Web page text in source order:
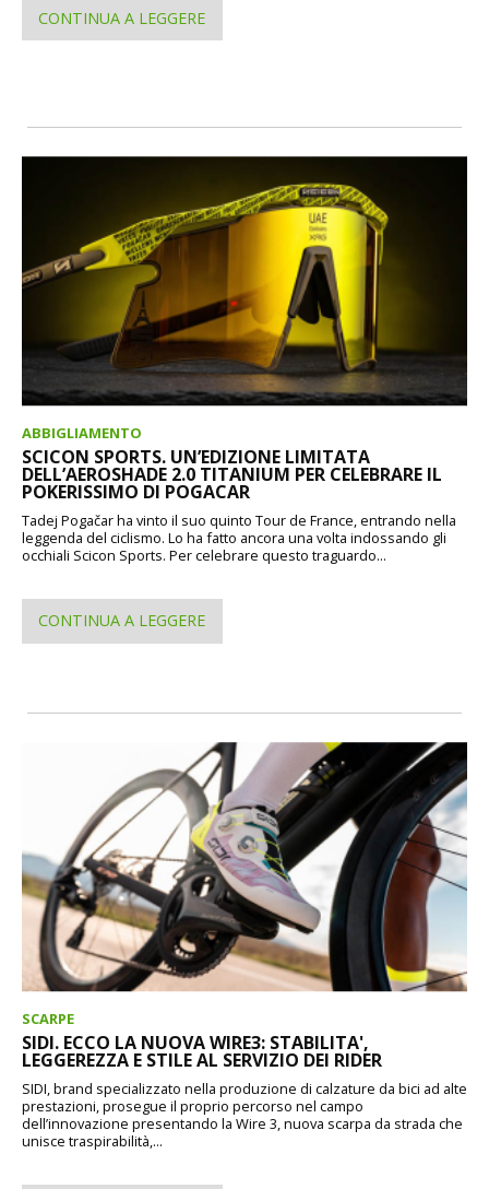
CONTINUA A LEGGERE
ABBIGLIAMENTO
SCICON SPORTS. UN’EDIZIONE LIMITATA
DELL’AEROSHADE 2.0 TITANIUM PER CELEBRARE IL
POKERISSIMO DI POGACAR
Tadej Pogačar ha vinto il suo quinto Tour de France, entrando nella
leggenda del ciclismo. Lo ha fatto ancora una volta indossando gli
occhiali Scicon Sports. Per celebrare questo traguardo...
CONTINUA A LEGGERE
SCARPE
SIDI. ECCO LA NUOVA WIRE3: STABILITA',
LEGGEREZZA E STILE AL SERVIZIO DEI RIDER
SIDI, brand specializzato nella produzione di calzature da bici ad alte
prestazioni, prosegue il proprio percorso nel campo
dell’innovazione presentando la Wire 3, nuova scarpa da strada che
unisce traspirabilità,...